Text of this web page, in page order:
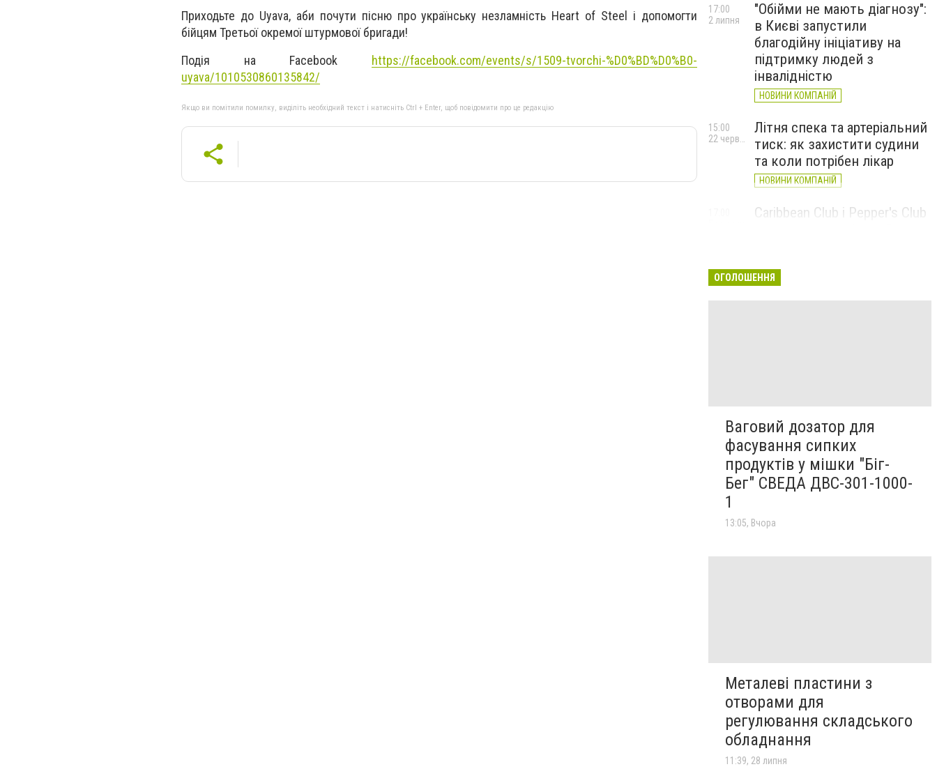
Приходьте до Uyava, аби почути пісню про українську незламність Heart of Steel і допомогти
бійцям Третьої окремої штурмової бригади!
Подія на Facebook https://facebook.com/events/s/1509-tvorchi-%D0%BD%D0%B0-
uyava/1010530860135842/
Якщо ви помітили помилку, виділіть необхідний текст і натисніть Ctrl + Enter, щоб повідомити про це редакцію
"Обійми не мають діагнозу":
в Києві запустили
благодійну ініціативу на
підтримку людей з
інвалідністю
НОВИНИ КОМПАНІЙ
17:00
2 липня
Літня спека та артеріальний
тиск: як захистити судини
та коли потрібен лікар
НОВИНИ КОМПАНІЙ
15:00
Caribbean Club і Pepper's Club
НОВИНИ КОМПАНІЙ
ОГОЛОШЕННЯ
Ваговий дозатор для
фасування сипких
продуктів у мішки "Біг-
Бег" СВЕДА ДВС-301-1000-
1
13:05, Вчора
Металеві пластини з
отворами для
регулювання складського
обладнання
11:39, 28 липня